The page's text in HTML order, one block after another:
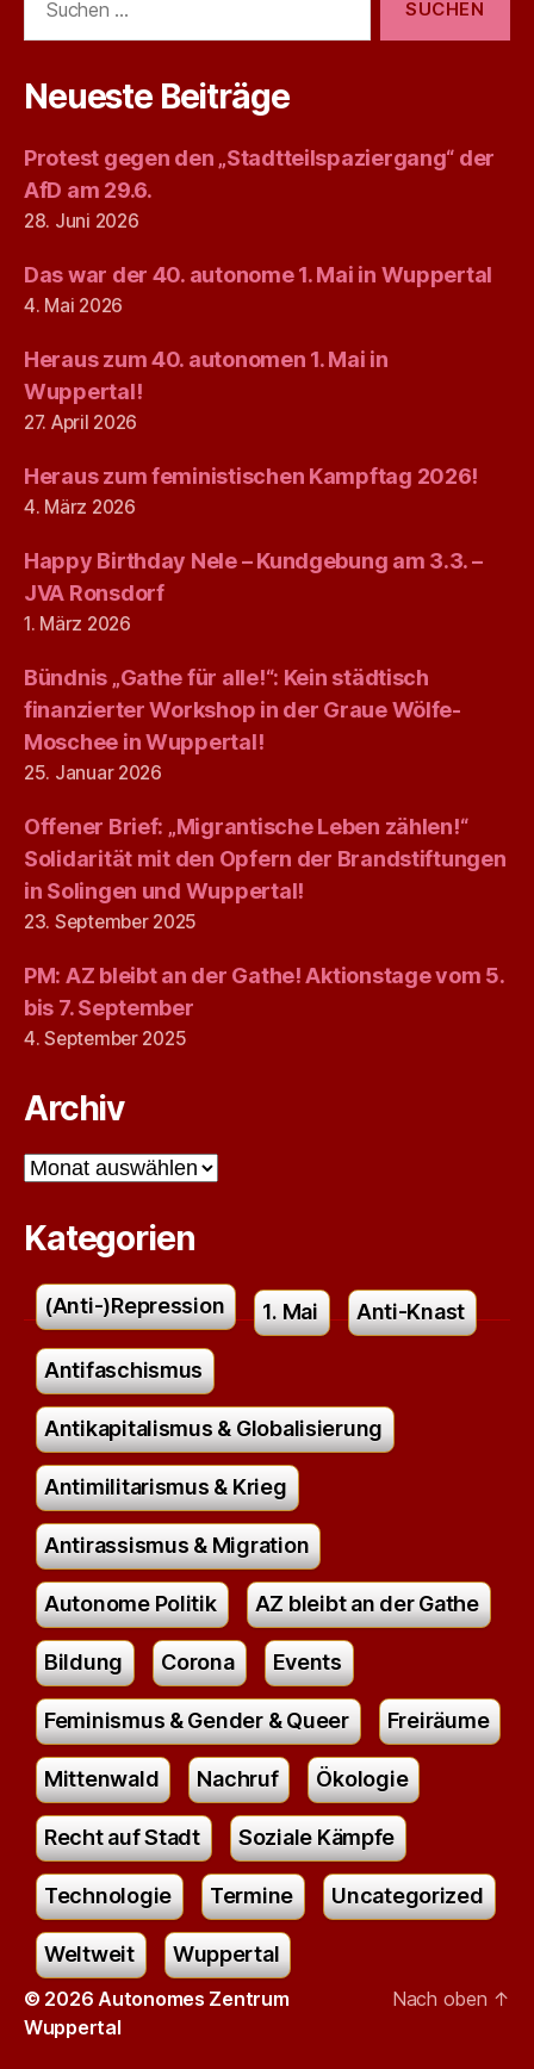
nach:
Neueste Beiträge
Protest gegen den „Stadtteilspaziergang“ der
AfD am 29.6.
28. Juni 2026
Das war der 40. autonome 1. Mai in Wuppertal
4. Mai 2026
Heraus zum 40. autonomen 1. Mai in
Wuppertal!
27. April 2026
Heraus zum feministischen Kampftag 2026!
4. März 2026
Happy Birthday Nele – Kundgebung am 3.3. –
JVA Ronsdorf
1. März 2026
Bündnis „Gathe für alle!“: Kein städtisch
finanzierter Workshop in der Graue Wölfe-
Moschee in Wuppertal!
25. Januar 2026
Offener Brief: „Migrantische Leben zählen!“
Solidarität mit den Opfern der Brandstiftungen
in Solingen und Wuppertal!
23. September 2025
PM: AZ bleibt an der Gathe! Aktionstage vom 5.
bis 7. September
4. September 2025
Archiv
Archiv
Kategorien
(Anti-)Repression 1. Mai Anti-Knast
Antifaschismus
Antikapitalismus & Globalisierung
Antimilitarismus & Krieg
Antirassismus & Migration
Autonome Politik AZ bleibt an der Gathe
Bildung Corona Events
Feminismus & Gender & Queer Freiräume
Mittenwald Nachruf Ökologie
Recht auf Stadt Soziale Kämpfe
Technologie Termine Uncategorized
Weltweit Wuppertal
© 2026 Autonomes Zentrum
Wuppertal
Nach oben ↑